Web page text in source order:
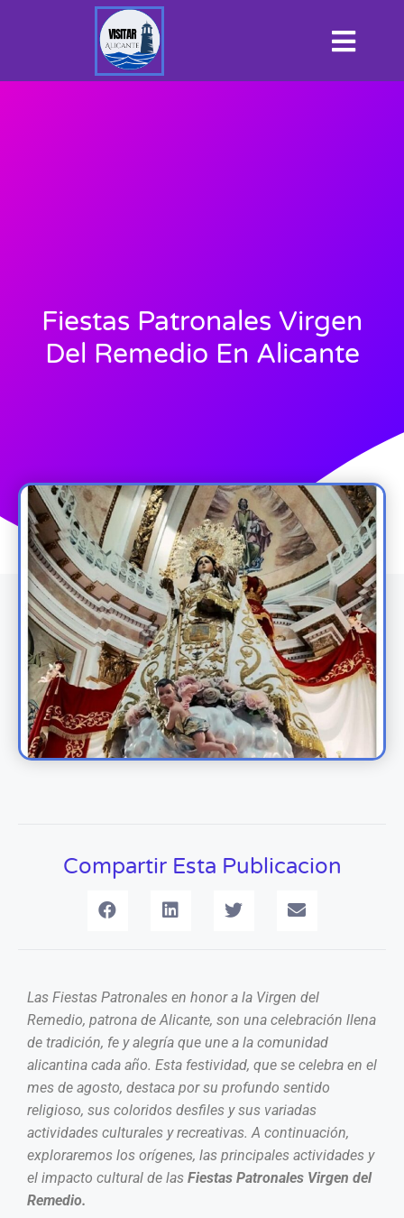
Fiestas Patronales Virgen
Del Remedio En Alicante
Compartir Esta Publicacion
Las Fiestas Patronales en honor a la Virgen del
Remedio, patrona de Alicante, son una celebración llena
de tradición, fe y alegría que une a la comunidad
alicantina cada año. Esta festividad, que se celebra en el
mes de agosto, destaca por su profundo sentido
religioso, sus coloridos desfiles y sus variadas
actividades culturales y recreativas. A continuación,
exploraremos los orígenes, las principales actividades y
el impacto cultural de las Fiestas Patronales Virgen del
Remedio.